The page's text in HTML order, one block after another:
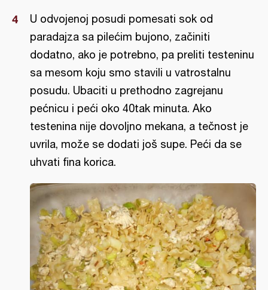
U odvojenoj posudi pomesati sok od
paradajza sa pilećim bujono, začiniti
dodatno, ako je potrebno, pa preliti testeninu
sa mesom koju smo stavili u vatrostalnu
posudu. Ubaciti u prethodno zagrejanu
pećnicu i peći oko 40tak minuta. Ako
testenina nije dovoljno mekana, a tečnost je
uvrila, može se dodati još supe. Peći da se
uhvati fina korica.